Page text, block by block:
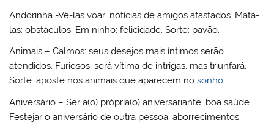
Andorinha -Vê-las voar: notícias de amigos afastados. Matá-
las: obstáculos. Em ninho: felicidade. Sorte: pavão.
Animais – Calmos: seus desejos mais íntimos serão
atendidos. Furiosos: será vítima de intrigas, mas triunfará.
Sorte: aposte nos animais que aparecem nosonho.
Aniversário – Ser a(o) própria(o) aniversariante: boa saúde.
Festejar o aniversário de outra pessoa: aborrecimentos.